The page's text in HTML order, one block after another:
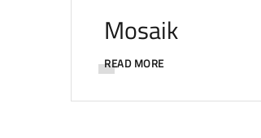
Mosaik
READ MORE